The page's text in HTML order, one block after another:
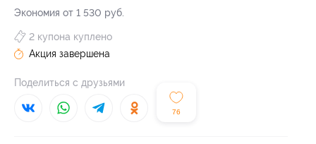
Экономия от 1 530 руб.
76
2 купона куплено
Акция завершена
Поделиться с друзьями